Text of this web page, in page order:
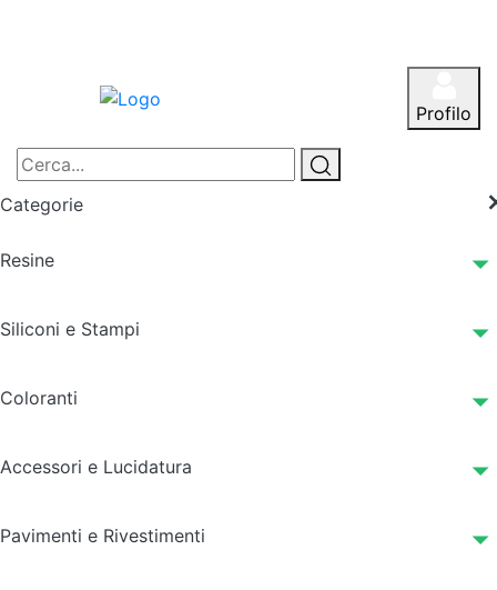
Profilo
Categorie
Resine
Siliconi e Stampi
Coloranti
Accessori e Lucidatura
Pavimenti e Rivestimenti